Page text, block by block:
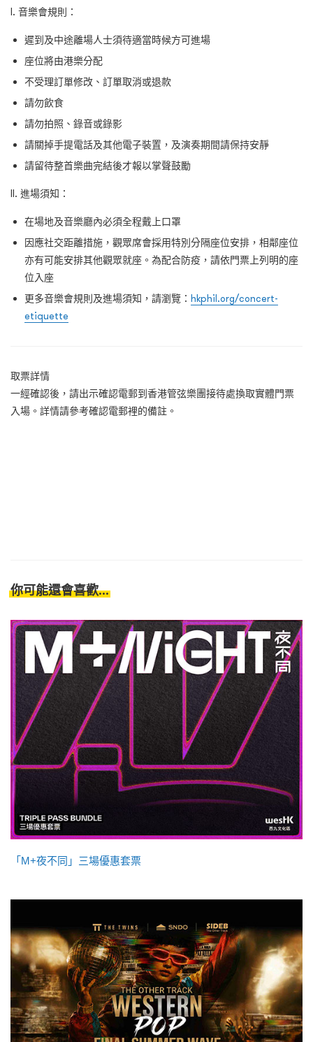
I. 音樂會規則：
遲到及中途離場人士須待適當時候方可進場
座位將由港樂分配
不受理訂單修改、訂單取消或退款
請勿飲食
請勿拍照、錄音或錄影
請關掉手提電話及其他電子裝置，及演奏期間請保持安靜
請留待整首樂曲完結後才報以掌聲鼓勵
II. 進場須知：
在場地及音樂廳內必須全程戴上口罩
因應社交距離措施，觀眾席會採用特別分隔座位安排，相鄰座位
亦有可能安排其他觀眾就座。為配合防疫，請依門票上列明的座
位入座
更多音樂會規則及進場須知，請瀏覽： hkphil.org/concert-
etiquette
取票詳情
一經確認後，請出示確認電郵到香港管弦樂團接待處換取實體門票
入場。詳情請參考確認電郵裡的備註。
你可能還會喜歡...
「M+夜不同」三場優惠套票